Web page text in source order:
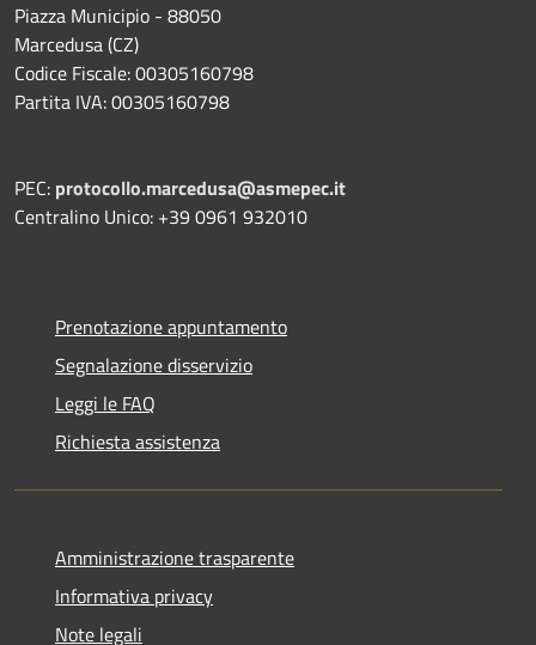
Piazza Municipio - 88050
Marcedusa (CZ)
Codice Fiscale: 00305160798
Partita IVA: 00305160798
PEC: protocollo.marcedusa@asmepec.it
Centralino Unico: +39 0961 932010
Prenotazione appuntamento
Segnalazione disservizio
Leggi le FAQ
Richiesta assistenza
Amministrazione trasparente
Informativa privacy
Note legali